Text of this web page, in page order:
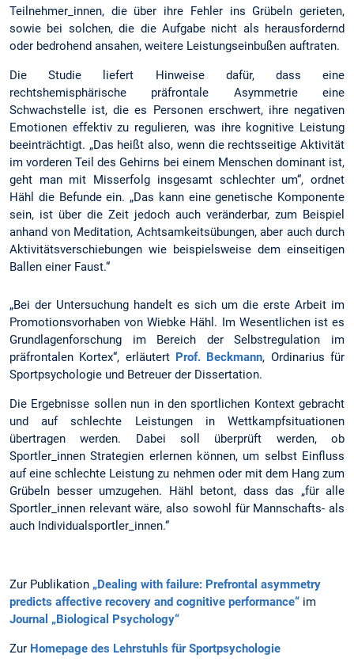
Teilnehmer_innen, die über ihre Fehler ins Grübeln gerieten,
sowie bei solchen, die die Aufgabe nicht als herausfordernd
oder bedrohend ansahen, weitere Leistungseinbußen auftraten.
Die Studie liefert Hinweise dafür, dass eine
rechtshemisphärische präfrontale Asymmetrie eine
Schwachstelle ist, die es Personen erschwert, ihre negativen
Emotionen effektiv zu regulieren, was ihre kognitive Leistung
beeinträchtigt. „Das heißt also, wenn die rechtsseitige Aktivität
im vorderen Teil des Gehirns bei einem Menschen dominant ist,
geht man mit Misserfolg insgesamt schlechter um“, ordnet
Hähl die Befunde ein. „Das kann eine genetische Komponente
sein, ist über die Zeit jedoch auch veränderbar, zum Beispiel
anhand von Meditation, Achtsamkeitsübungen, aber auch durch
Aktivitätsverschiebungen wie beispielsweise dem einseitigen
Ballen einer Faust.“
„Bei der Untersuchung handelt es sich um die erste Arbeit im
Promotionsvorhaben von Wiebke Hähl. Im Wesentlichen ist es
Grundlagenforschung im Bereich der Selbstregulation im
präfrontalen Kortex“, erläutert Prof. Beckmann, Ordinarius für
Sportpsychologie und Betreuer der Dissertation.
Die Ergebnisse sollen nun in den sportlichen Kontext gebracht
und auf schlechte Leistungen in Wettkampfsituationen
übertragen werden. Dabei soll überprüft werden, ob
Sportler_innen Strategien erlernen können, um selbst Einfluss
auf eine schlechte Leistung zu nehmen oder mit dem Hang zum
Grübeln besser umzugehen. Hähl betont, dass das „für alle
Sportler_innen relevant wäre, also sowohl für Mannschafts- als
auch Individualsportler_innen.“
Zur Publikation „Dealing with failure: Prefrontal asymmetry
predicts affective recovery and cognitive performance“ im
Journal „Biological Psychology“
Zur Homepage des Lehrstuhls für Sportpsychologie